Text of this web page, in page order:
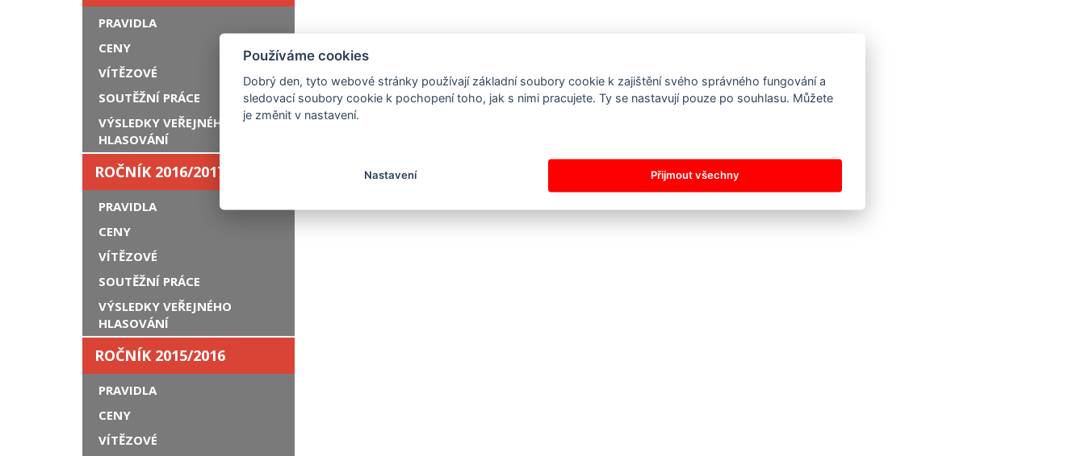
PRAVIDLA
CENY
VÍTĚZOVÉ
SOUTĚŽNÍ PRÁCE
VÝSLEDKY VEŘEJNÉHO
HLASOVÁNÍ
ROČNÍK 2016/2017
PRAVIDLA
CENY
VÍTĚZOVÉ
SOUTĚŽNÍ PRÁCE
VÝSLEDKY VEŘEJNÉHO
HLASOVÁNÍ
ROČNÍK 2015/2016
PRAVIDLA
CENY
VÍTĚZOVÉ
Používáme cookies
Dobrý den, tyto webové stránky používají základní soubory cookie k zajištění svého správného fungování a
sledovací soubory cookie k pochopení toho, jak s nimi pracujete. Ty se nastavují pouze po souhlasu. Můžete
je změnit v nastavení.
Nastavení Přijmout všechny